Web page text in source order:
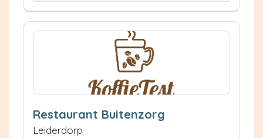
Restaurant Buitenzorg
Leiderdorp